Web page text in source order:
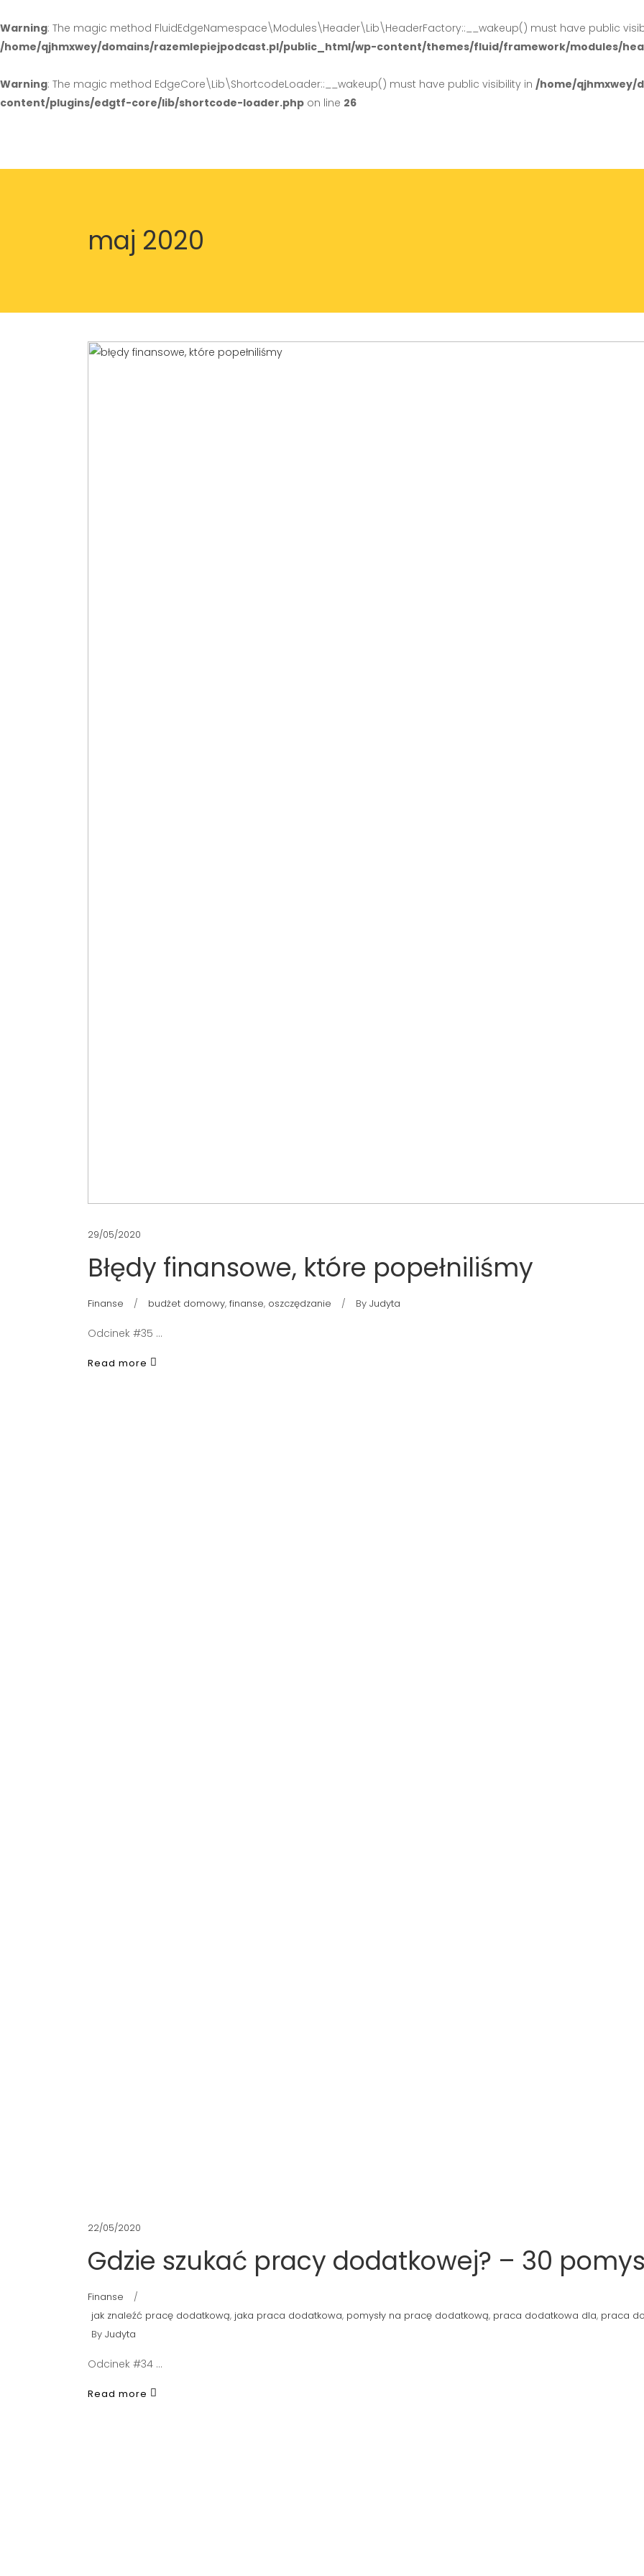
Warning: The magic method FluidEdgeNamespace\Modules\Header\Lib\HeaderFactory::__wakeup() must have public
/home/qjhmxwey/domains/razemlepiejpodcast.pl/public_html/wp-content/themes/fluid/framework/modules/
Warning: The magic method EdgeCore\Lib\ShortcodeLoader::__wakeup() must have public visibility in /home/qjhmxwey/
content/plugins/edgtf-core/lib/shortcode-loader.php on line 26
maj 2020
29/05/2020
Błędy finansowe, które popełniliśmy
Finanse budżet domowy, finanse, oszczędzanie By Judyta
Odcinek #35
Read more
22/05/2020
Gdzie szukać pracy dodatkowej? – 30
Finanse
jak znaleźć pracę dodatkową, jaka praca dodatkowa, pomysły na pracę dodatkową, praca dodatkowa dla, praca
By Judyta
Odcinek #34
Read more